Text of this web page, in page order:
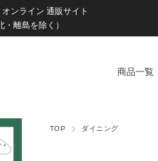
ンライン 通販サイト
離島を除く）
商品一覧
TOP ダイニング